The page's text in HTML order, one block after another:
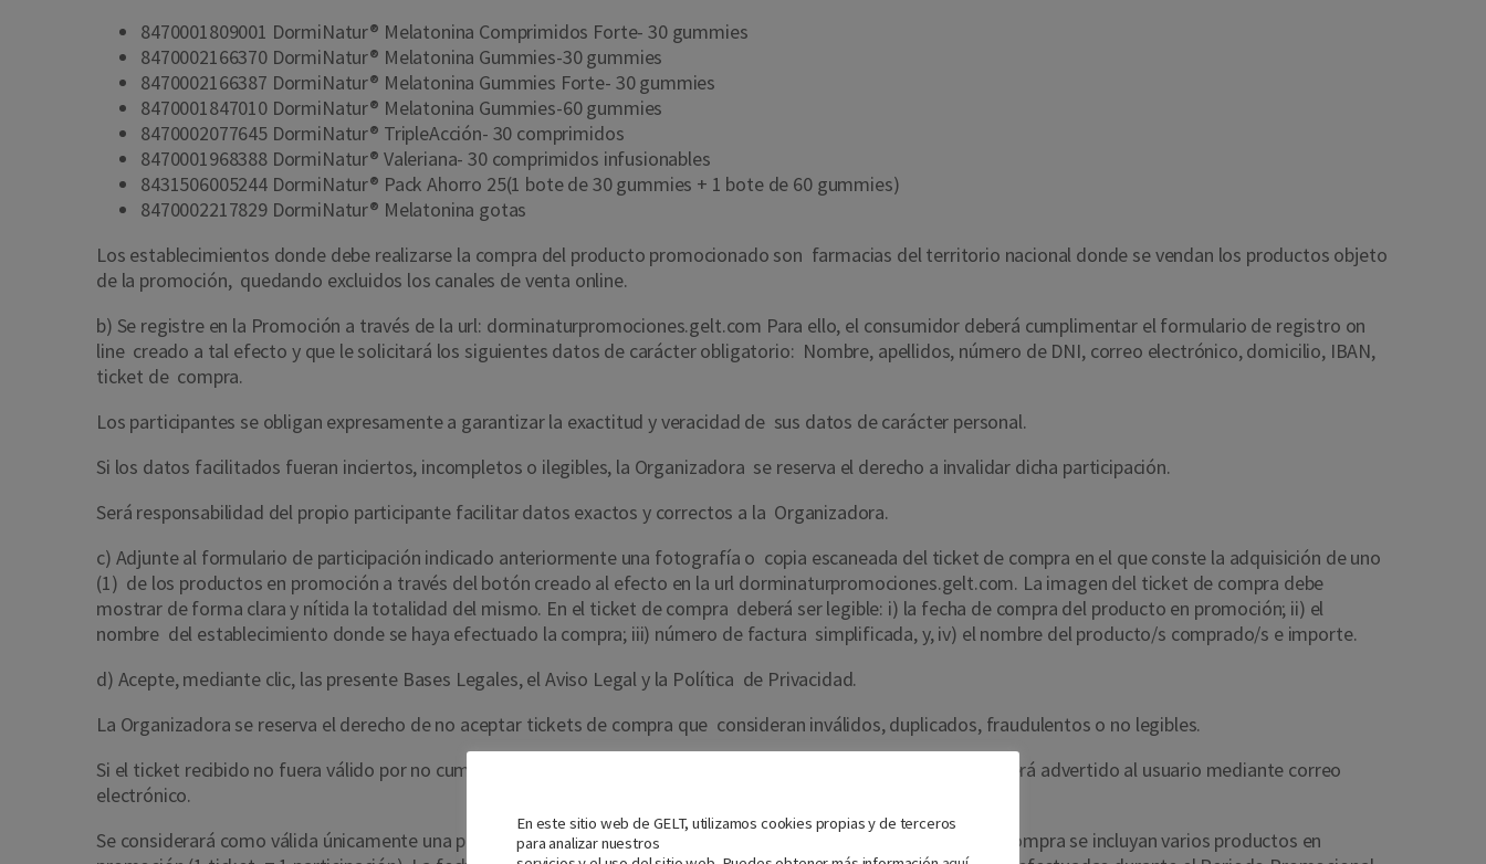
8470001809001 DormiNatur® Melatonina Comprimidos Forte- 30 gummies
8470002166370 DormiNatur® Melatonina Gummies-30 gummies
8470002166387 DormiNatur® Melatonina Gummies Forte- 30 gummies
8470001847010 DormiNatur® Melatonina Gummies-60 gummies
8470002077645 DormiNatur® TripleAcción- 30 comprimidos
8470001968388 DormiNatur® Valeriana- 30 comprimidos infusionables
8431506005244 DormiNatur® Pack Ahorro 25(1 bote de 30 gummies + 1 bote de 60 gummies)
8470002217829 DormiNatur® Melatonina gotas
Los establecimientos donde debe realizarse la compra del producto promocionado son farmacias del territorio nacional donde se vendan los productos objeto
de la promoción, quedando excluidos los canales de venta online.
b) Se registre en la Promoción a través de la url: dorminaturpromociones.gelt.com Para ello, el consumidor deberá cumplimentar el formulario de registro on
line creado a tal efecto y que le solicitará los siguientes datos de carácter obligatorio: Nombre, apellidos, número de DNI, correo electrónico, domicilio, IBAN,
ticket de compra.
Los participantes se obligan expresamente a garantizar la exactitud y veracidad de sus datos de carácter personal.
Si los datos facilitados fueran inciertos, incompletos o ilegibles, la Organizadora se reserva el derecho a invalidar dicha participación.
Será responsabilidad del propio participante facilitar datos exactos y correctos a la Organizadora.
c) Adjunte al formulario de participación indicado anteriormente una fotografía o copia escaneada del ticket de compra en el que conste la adquisición de uno
(1) de los productos en promoción a través del botón creado al efecto en la url dorminaturpromociones.gelt.com. La imagen del ticket de compra debe
mostrar de forma clara y nítida la totalidad del mismo. En el ticket de compra deberá ser legible: i) la fecha de compra del producto en promoción; ii) el
nombre del establecimiento donde se haya efectuado la compra; iii) número de factura simplificada, y, iv) el nombre del producto/s comprado/s e importe.
d) Acepte, mediante clic, las presente Bases Legales, el Aviso Legal y la Política de Privacidad.
La Organizadora se reserva el derecho de no aceptar tickets de compra que consideran inválidos, duplicados, fraudulentos o no legibles.
Si el ticket recibido no fuera válido por no cumplir con alguno de los requisitos antes determinados, éste hecho será advertido al usuario mediante correo
electrónico.
Se considerará como válida únicamente una participación por cada ticket de compra, aunque en dicho ticket de compra se incluyan varios productos en
En este sitio web de GELT, utilizamos cookies propias y de terceros
para analizar nuestros